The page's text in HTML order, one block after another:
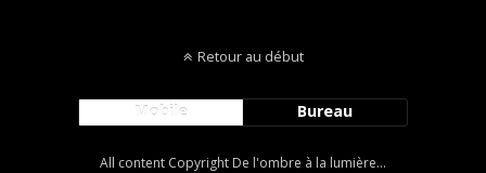
Retour au début
Mobile Bureau
All content Copyright De l'ombre à la lumière...